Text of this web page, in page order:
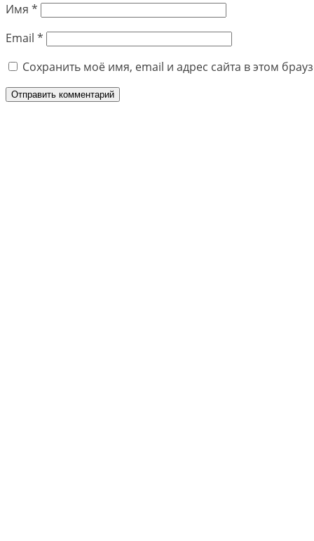
Имя *
Email *
Сохранить моё имя, email и адрес сайта в этом